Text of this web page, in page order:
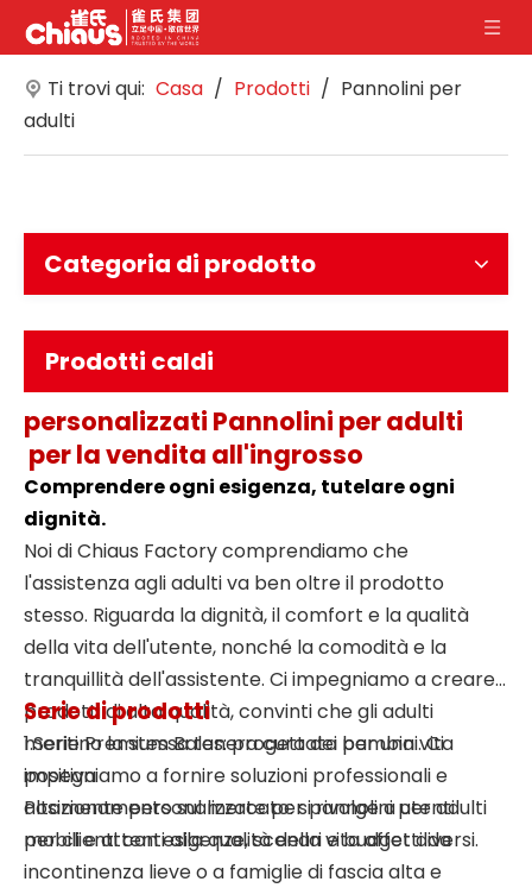
Ti trovi qui: Casa / Prodotti / Pannolini per
adulti
Categoria di prodotto
Prodotti caldi
personalizzati Pannolini per adulti
per la vendita all'ingrosso
Comprendere ogni esigenza, tutelare ogni
dignità.
Noi di Chiaus Factory comprendiamo che
l'assistenza agli adulti va ben oltre il prodotto
stesso. Riguarda la dignità, il comfort e la qualità
della vita dell'utente, nonché la comodità e la
tranquillità dell'assistente. Ci impegniamo a creare
prodotti di alta qualità, convinti che gli adulti
meritino la stessa tenera cura dei bambini. Ci
impegniamo a fornire soluzioni professionali e
altamente personalizzate per pannolini per adulti
per clienti con esigenze, scenari e budget diversi.
Serie di prodotti
1.Serie Premium Balas: progettata per una vita
positiva
Posizionamento sul mercato: si rivolge a utenti
mobili e attenti alla qualità della vita affetti da
incontinenza lieve o a famiglie di fascia alta e